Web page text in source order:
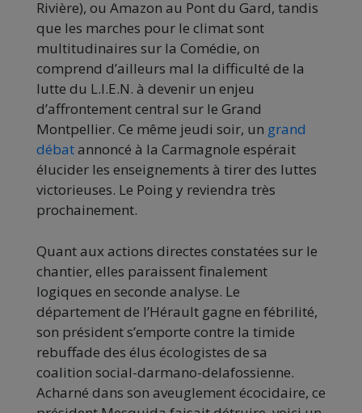
Rivière), ou Amazon au Pont du Gard, tandis
que les marches pour le climat sont
multitudinaires sur la Comédie, on
comprend d’ailleurs mal la difficulté de la
lutte du L.I.E.N. à devenir un enjeu
d’affrontement central sur le Grand
Montpellier. Ce même jeudi soir, un grand
débatannoncé à la Carmagnole espérait
élucider les enseignements à tirer des luttes
victorieuses. Le Poing y reviendra très
prochainement.
Quant aux actions directes constatées sur le
chantier, elles paraissent finalement
logiques en seconde analyse. Le
département de l’Hérault gagne en fébrilité,
son président s’emporte contre la timide
rebuffade des élus écologistes de sa
coalition social-darmano-delafossienne.
Acharné dans son aveuglement écocidaire, ce